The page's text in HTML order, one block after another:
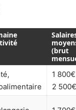
(brut
1
2 500€